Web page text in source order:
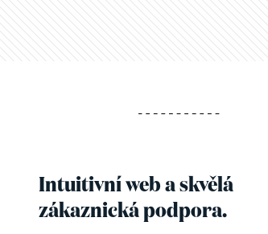
Intuitivní web a skvělá
zákaznická podpora.